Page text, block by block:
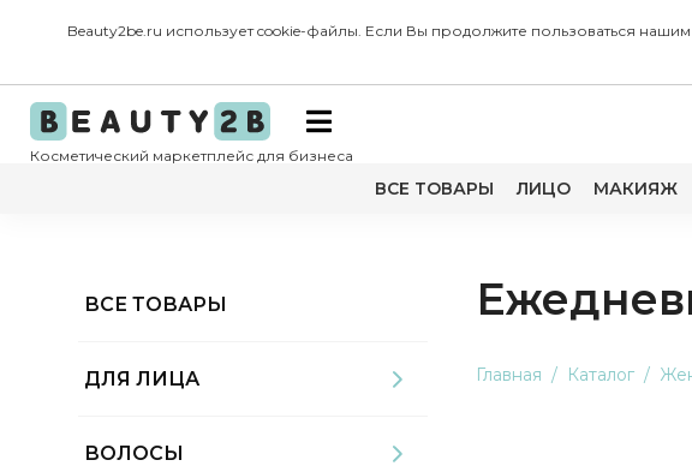
Beauty2be.ru использует cookie-файлы. Если Вы продолжите пользоваться
Косметический маркетплейс для бизнеса
ВСЕ ТОВАРЫ ЛИЦО МАКИЯЖ
ВСЕ ТОВАРЫ
ДЛЯ ЛИЦА
ВОЛОСЫ
Главная Каталог